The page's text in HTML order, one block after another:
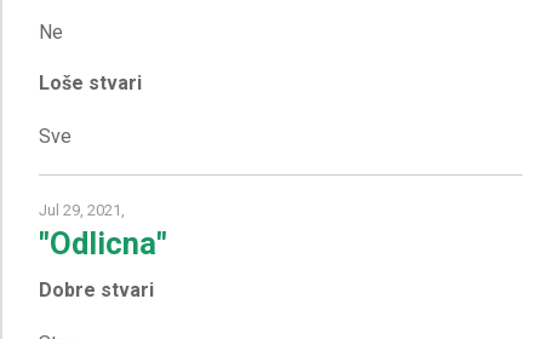
Loše stvari
Jul 29, 2021,
"Odlicna"
Dobre stvari